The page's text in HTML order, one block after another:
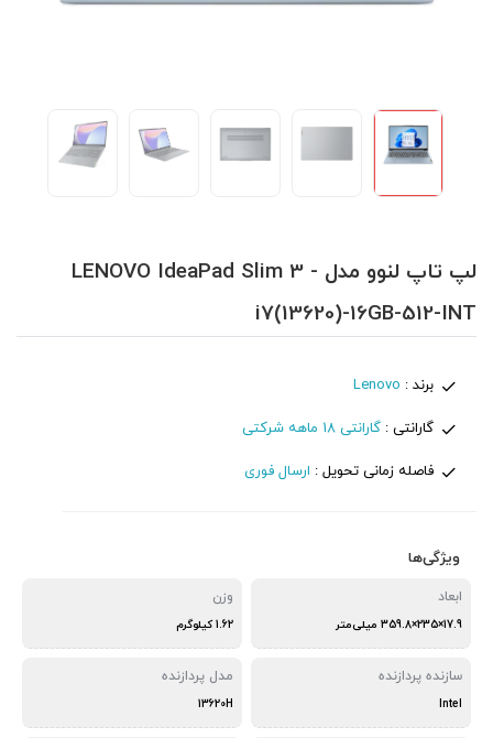
لپ تاپ لنوو مدل LENOVO IdeaPad Slim 3 -
i7(13620)-16GB-512-INT
برند : Lenovo
گارانتی :گارانتی 18 ماهه شرکتی
فاصله زمانی تحویل : ارسال فوری
ویژگی‌ها
ابعاد
17.9×235×359.8 میلی‌متر
وزن
1.62 کیلوگرم
سازنده پردازنده
Intel
مدل پردازنده
13620H